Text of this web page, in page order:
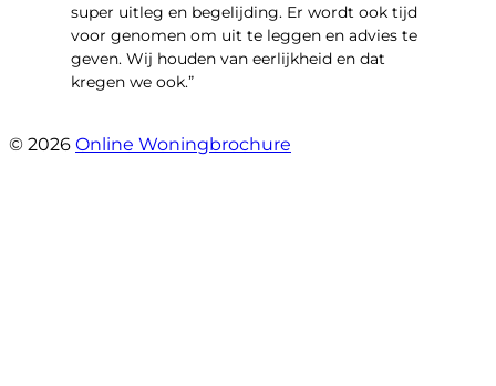
super uitleg en begelijding. Er wordt ook tijd
voor genomen om uit te leggen en advies te
geven. Wij houden van eerlijkheid en dat
kregen we ook.”
© 2026 Online Woningbrochure